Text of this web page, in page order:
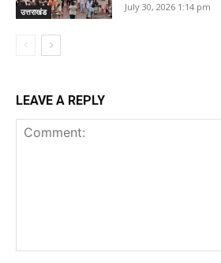
उत्तराखंड July 30, 2026 1:14 pm
LEAVE A REPLY